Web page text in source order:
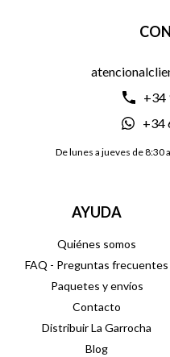
+34
+34
De lunes a jueves de 8:30
AYUDA
Quiénes somos
FAQ - Preguntas frecuentes
Paquetes y envíos
Contacto
Distribuir La Garrocha
Blog